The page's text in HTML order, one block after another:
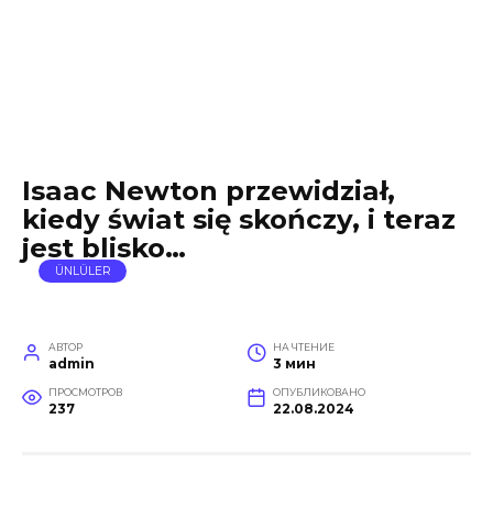
Isaac Newton przewidział,
kiedy świat się skończy, i teraz
jest blisko…
ÜNLÜLER
АВТОР
admin
НА ЧТЕНИЕ
3 мин
ПРОСМОТРОВ
237
ОПУБЛИКОВАНО
22.08.2024